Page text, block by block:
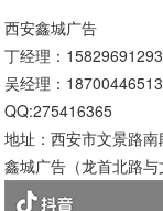
西安鑫城广告
丁经理：15829691293
吴经理：18700446513
QQ:275416365
地址：西安市文景路
鑫城广告（龙首北路与